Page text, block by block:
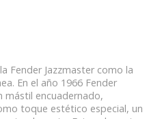
Fender Jazzmaster como la
En el año 1966 Fender
mástil encuadernado,
toque estético especial, un